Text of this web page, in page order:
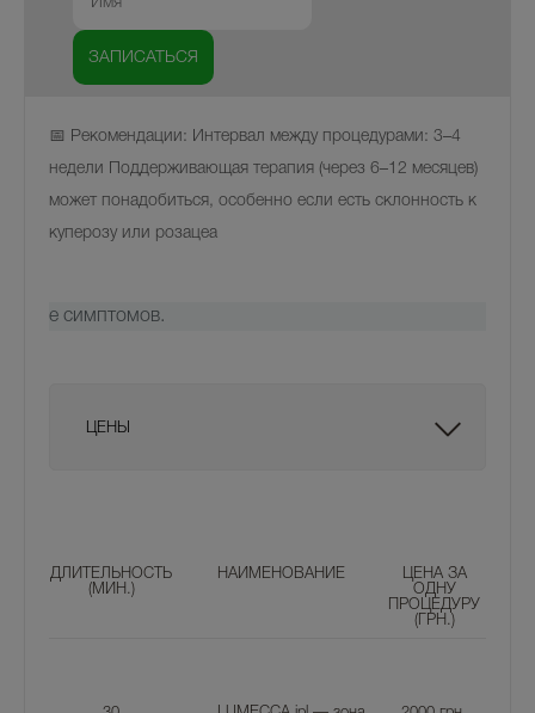
📅 Рекомендации: Интервал между процедурами: 3–4
недели Поддерживающая терапия (через 6–12 месяцев)
может понадобиться, особенно если есть склонность к
куперозу или розацеа
е симптомов.
ЦЕНЫ
ДЛИТЕЛЬНОСТЬ
(МИН.)
НАИМЕНОВАНИЕ
ЦЕНА ЗА
ОДНУ
ПРОЦЕДУРУ
(ГРН.)